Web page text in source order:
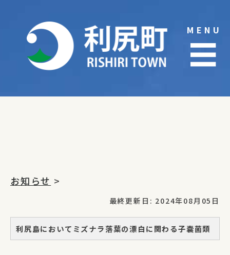
content
MENU
☰
お知らせ >
最終更新日: 2024年08月05日
利尻島においてミズナラ落葉の漂白に関わる子嚢菌類